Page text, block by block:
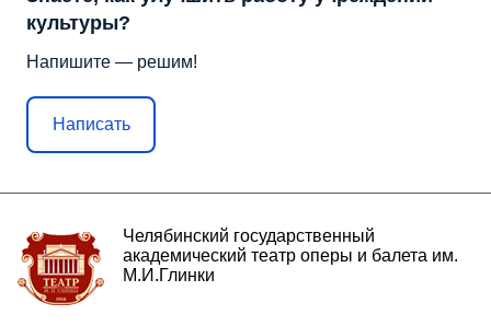
культуры?
Напишите — решим!
Написать
Челябинский государственный
академический театр оперы и балета им.
М.И.Глинки